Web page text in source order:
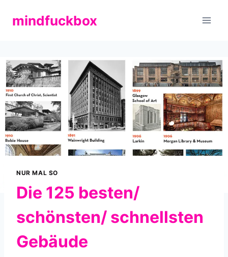
Inhaltmindfuckbox
NUR MAL SO
Die 125 besten/
schönsten/ schnellsten
Gebäude